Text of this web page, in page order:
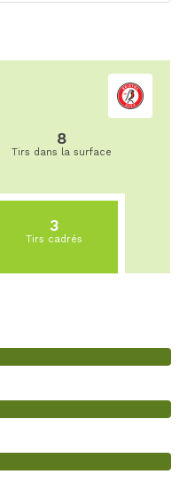
8
Tirs dans la surface
3
Tirs cadrés